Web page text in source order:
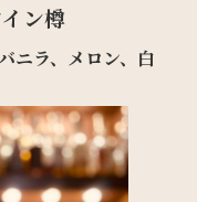
ン樽
ニラ、メロン、白